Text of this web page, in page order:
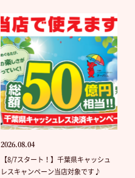
2026.08.04
【8/7スタート！】千葉県キャッシュ
レスキャンペーン当店対象です♪